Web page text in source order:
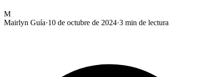
M
Mairlyn Guía·10 de octubre de 2024·3 min de lectura